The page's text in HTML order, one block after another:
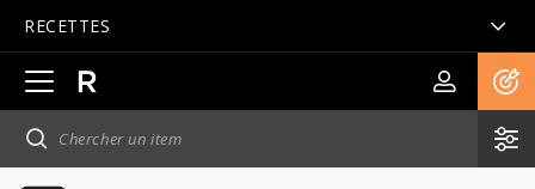
RECETTES
Ouvrir
la
navigation
principale